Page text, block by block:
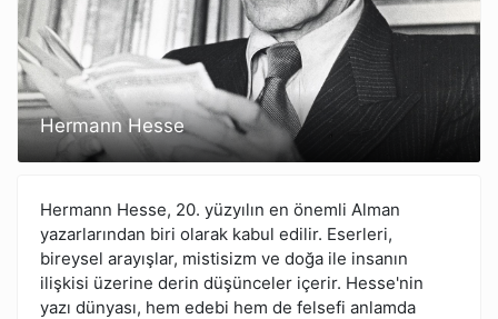
Hermann Hesse
Hermann Hesse, 20. yüzyılın en önemli Alman
yazarlarından biri olarak kabul edilir. Eserleri,
bireysel arayışlar, mistisizm ve doğa ile insanın
ilişkisi üzerine derin düşünceler içerir. Hesse'nin
yazı dünyası, hem edebi hem de felsefi anlamda